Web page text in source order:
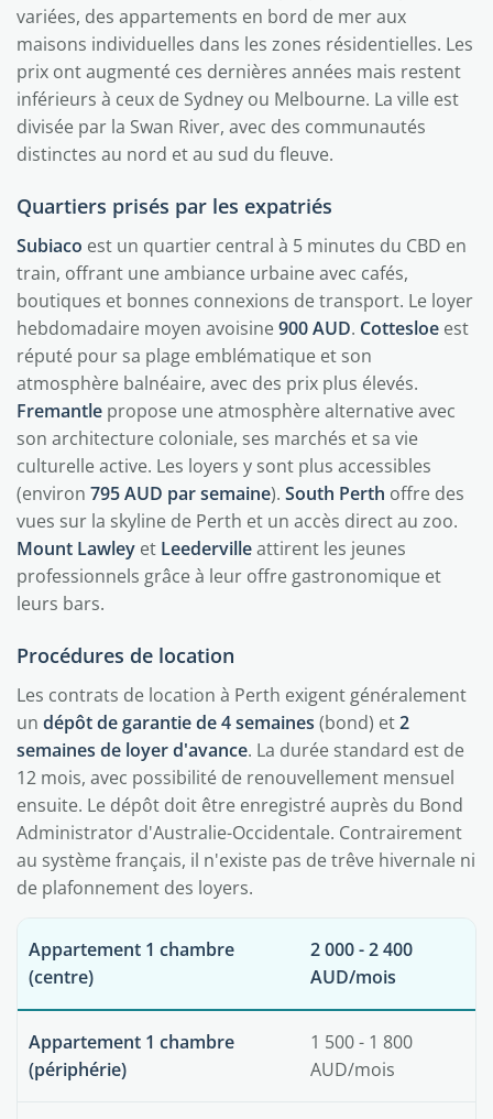
variées, des appartements en bord de mer aux
maisons individuelles dans les zones résidentielles. Les
prix ont augmenté ces dernières années mais restent
inférieurs à ceux de Sydney ou Melbourne. La ville est
divisée par la Swan River, avec des communautés
distinctes au nord et au sud du fleuve.
Quartiers prisés par les expatriés
Subiaco est un quartier central à 5 minutes du CBD en
train, offrant une ambiance urbaine avec cafés,
boutiques et bonnes connexions de transport. Le loyer
hebdomadaire moyen avoisine900 AUD. Cottesloe est
réputé pour sa plage emblématique et son
atmosphère balnéaire, avec des prix plus élevés.
Fremantle propose une atmosphère alternative avec
son architecture coloniale, ses marchés et sa vie
culturelle active. Les loyers y sont plus accessibles
(environ 795 AUD par semaine). South Perth offre des
vues sur la skyline de Perth et un accès direct au zoo.
Mount Lawley et Leedervilleattirent les jeunes
professionnels grâce à leur offre gastronomique et
leurs bars.
Procédures de location
Les contrats de location à Perth exigent généralement
un dépôt de garantie de 4 semaines (bond) et2
semaines de loyer d'avance. La durée standard est de
12 mois, avec possibilité de renouvellement mensuel
ensuite. Le dépôt doit être enregistré auprès du Bond
Administrator d'Australie-Occidentale. Contrairement
au système français, il n'existe pas de trêve hivernale ni
de plafonnement des loyers.
Appartement 1 chambre
(centre)
2 000 - 2 400
AUD/mois
Appartement 1 chambre
(périphérie)
1 500 - 1 800
AUD/mois